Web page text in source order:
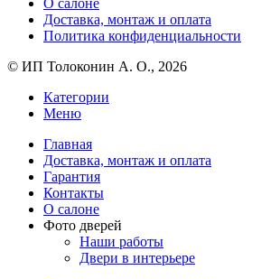
Доставка, монтаж и оплата
Политика конфиденциальности
© ИП Толоконин А. О., 2026
Категории
Меню
Главная
Доставка, монтаж и оплата
Гарантия
Контакты
О салоне
Фото дверей
Наши работы
Двери в интерьере